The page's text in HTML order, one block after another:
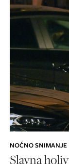
NOĆNO SNIMANJE
Slavna